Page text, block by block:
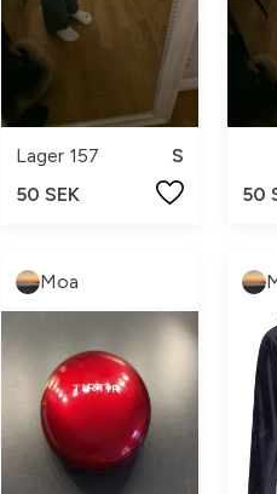
Lager 157
S
50 SEK
50
Moa